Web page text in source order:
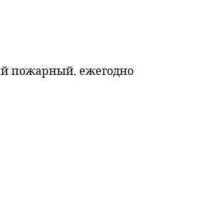
пожарный, ежегодно